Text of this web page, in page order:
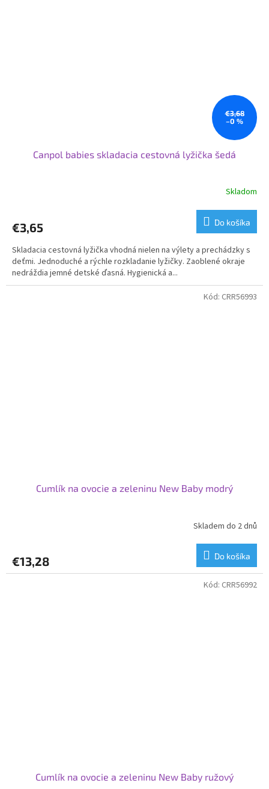
€3,68
–0 %
Canpol babies skladacia cestovná lyžička šedá
Skladom
€3,65 Do košíka
Skladacia cestovná lyžička vhodná nielen na výlety a prechádzky s
deťmi. Jednoduché a rýchle rozkladanie lyžičky. Zaoblené okraje
nedráždia jemné detské ďasná. Hygienická a...
Cumlík na ovocie a zeleninu New Baby modrý
Skladem do 2 dnů
€13,28 Do košíka
Kód: CRR56993
Cumlík na ovocie a zeleninu New Baby ružový
Kód: CRR56992